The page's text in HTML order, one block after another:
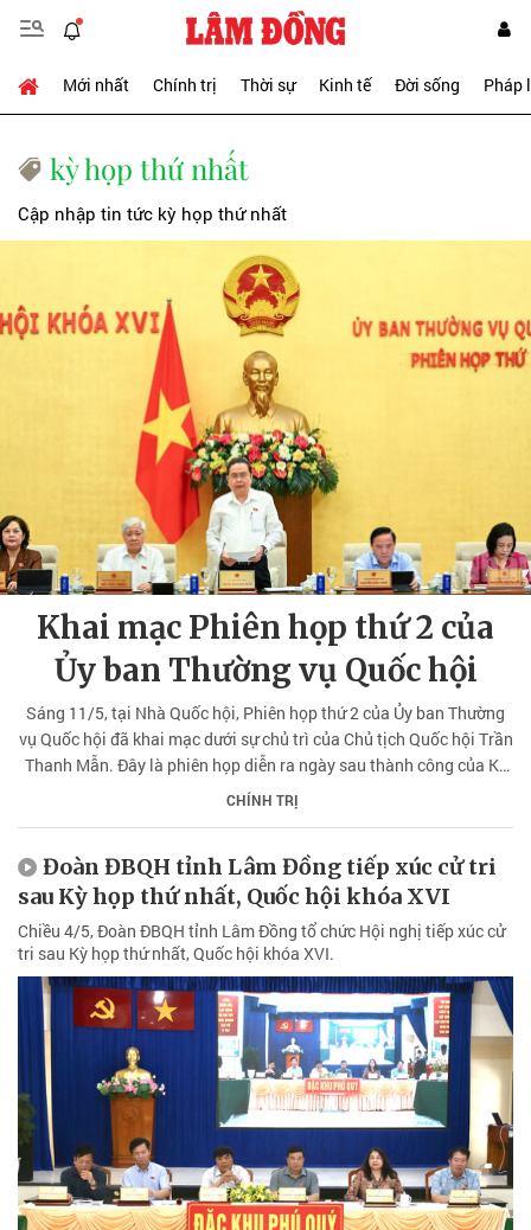
Mới nhất Chính trị Thời sự Kinh tế Đời sống Pháp
kỳ họp thứ nhất
Cập nhập tin tức kỳ họp thứ nhất
Khai mạc Phiên họp thứ 2 của
Ủy ban Thường vụ Quốc hội
Sáng 11/5, tại Nhà Quốc hội, Phiên họp thứ 2 của Ủy ban Thường
vụ Quốc hội đã khai mạc dưới sự chủ trì của Chủ tịch Quốc hội Trần
Thanh Mẫn. Đây là phiên họp diễn ra ngày sau thành công của Kỳ
họp thứ nhất, Quốc hội khóa XVI.
CHÍNH TRỊ
Đoàn ĐBQH tỉnh Lâm Đồng tiếp xúc cử tri
sau Kỳ họp thứ nhất, Quốc hội khóa XVI
Chiều 4/5, Đoàn ĐBQH tỉnh Lâm Đồng tổ chức Hội nghị tiếp xúc cử
tri sau Kỳ họp thứ nhất, Quốc hội khóa XVI.